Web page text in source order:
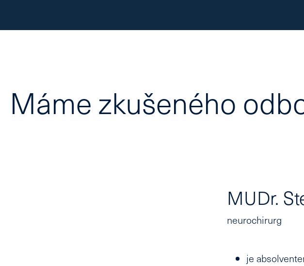
Máme zkušeného
MUDr.
neurochirurg
je